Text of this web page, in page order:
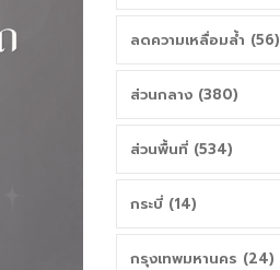
ลดความเหลื่อมล้ำ (56)
ส่วนกลาง (380)
ส่วนพื้นที่ (534)
กระบี่ (14)
กรุงเทพมหานคร (24)